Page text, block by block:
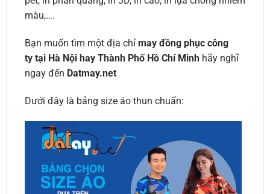
màu,….
Bạn muốn tìm một địa chỉ may đồng phục công
ty tại Hà Nội hay Thành Phố Hồ Chí Minhhãy nghĩ
ngay đến Datmay.net
Dưới đây là bảng size áo thun chuẩn: